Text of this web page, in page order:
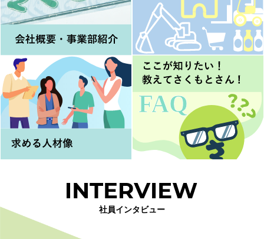
社員インタビュー